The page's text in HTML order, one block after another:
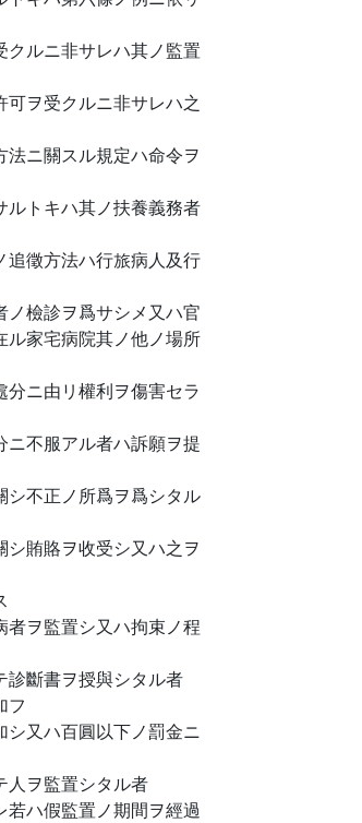
ルニ非サレハ其ノ監置
ヲ受クルニ非サレハ之
ニ關スル規定ハ命令ヲ
ルトキハ其ノ扶養義務者
追徵方法ハ行旅病人及行
檢診ヲ爲サシメ又ハ官
ル家宅病院其ノ他ノ場所
ニ由リ權利ヲ傷害セラ
不服アル者ハ訴願ヲ提
シ不正ノ所爲ヲ爲シタル
賄賂ヲ收受シ又ハ之ヲ
ヲ監置シ又ハ拘束ノ程
診斷書ヲ授與シタル者
フ
又ハ百圓以下ノ罰金ニ
人ヲ監置シタル者
ハ假監置ノ期間ヲ經過